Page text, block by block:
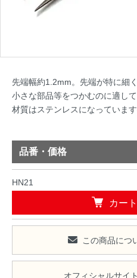
先端幅約1.2mm。先端が特に細
小さな部品等をつかむのに適して
材質はステンレスになっていま
品番・価格
HN21
カー
この商品につ
オフィシャルサイ